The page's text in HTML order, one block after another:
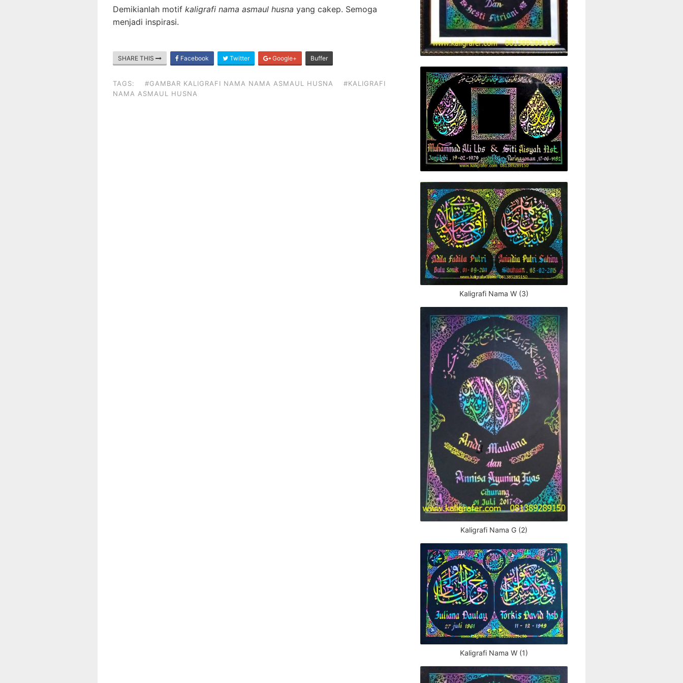
Demikianlah motif kaligrafi nama asmaul husna yang cakep. Semoga
menjadi inspirasi.
SHARE THIS Facebook Twitter Google+ Buffer
TAGS: #GAMBAR KALIGRAFI NAMA NAMA ASMAUL HUSNA
#KALIGRAFI
NAMA ASMAUL HUSNA
Kaligrafi Nama W (3)
Kaligrafi Nama G (2)
Kaligrafi Nama W (1)